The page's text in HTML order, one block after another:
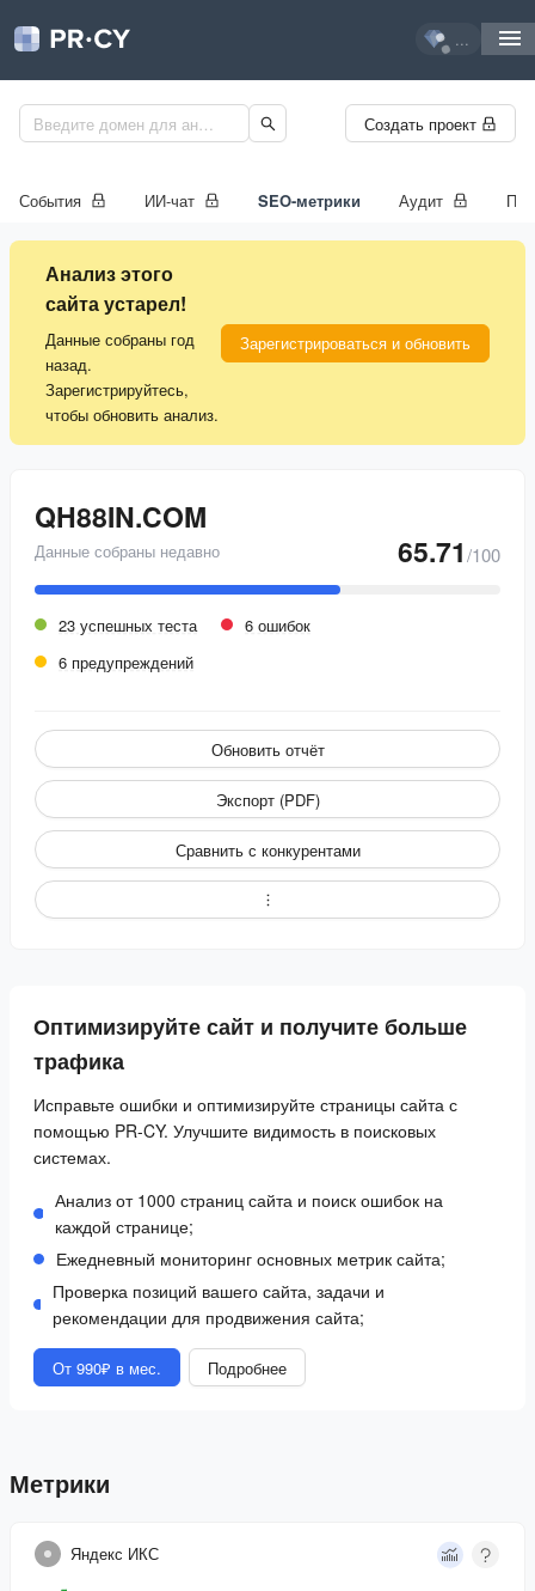
...
Создать проект
События ИИ-чат SEO-метрики Аудит
Анализ этого
сайта устарел!
Данные собраны год
назад.
Зарегистрируйтесь,
чтобы обновить анализ.
Зарегистрироваться и обновить
QH88IN.COM
Данные собраны недавно 65.71/100
23 успешных теста
6 ошибок
6 предупреждений
Обновить отчёт
Экспорт (PDF)
Сравнить с конкурентами
Оптимизируйте сайт и получите больше
трафика
Исправьте ошибки и оптимизируйте страницы сайта с
помощью PR-CY. Улучшите видимость в поисковых
системах.
Анализ от 1000 страниц сайта и поиск ошибок на
каждой странице;
Ежедневный мониторинг основных метрик сайта;
Проверка позиций вашего сайта, задачи и
рекомендации для продвижения сайта;
От 990₽ в мес. Подробнее
Метрики
Яндекс ИКС